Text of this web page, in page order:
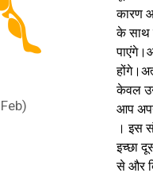
कारण
के साथ
केवल
आप
। इस
इच्छा
से और